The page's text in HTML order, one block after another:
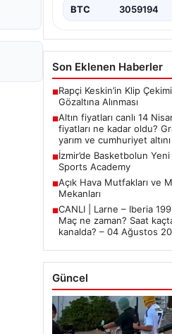
BTC 3059194
Son Eklenen Haberler
■Rapçi Keskin’in Klip
Gözaltına Alınması
■Altın fiyatları canlı 14
fiyatları ne kadar oldu?
yarım ve cumhuriyet altını
■İzmir’de Basketbolun
Sports Academy
■Açık Hava Mutfakları ve
Mekanları
■CANLI | Larne – Iberia
Maç ne zaman? Saat
kanalda? – 04 Ağustos
Güncel